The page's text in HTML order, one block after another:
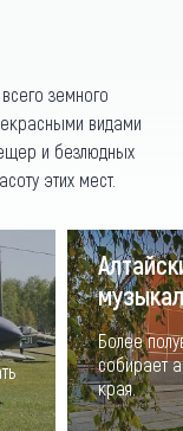
земного
видами
и безлюдных
этих мест.
Более
собирает
края.